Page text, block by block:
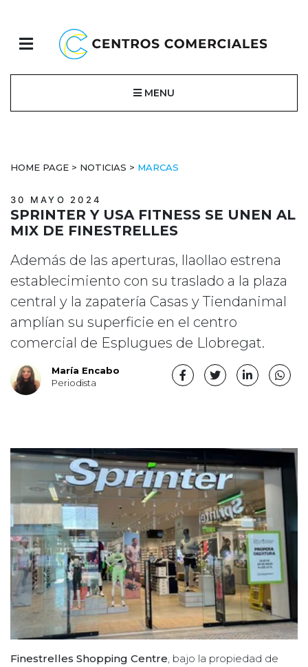
MENU
HOME PAGE > NOTICIAS > MARCAS
30 MAYO 2024
SPRINTER Y USA FITNESS SE UNEN AL
MIX DE FINESTRELLES
Además de las aperturas, llaollao estrena
establecimiento con su traslado a la plaza
central y la zapatería Casas y Tiendanimal
amplían su superficie en el centro
comercial de Esplugues de Llobregat.
María Encabo
Periodista
Finestrelles Shopping Centre, bajo la propiedad de